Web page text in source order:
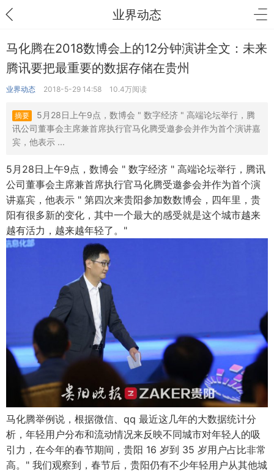
业界动态
马化腾在2018数博会上的12分钟演讲全文：未来
腾讯要把最重要的数据存储在贵州
业界动态 2018-5-29 14:58 10.4万阅读
摘要
5月28日上午9点，数博会 " 数字经济 " 高端论坛举行，腾
讯公司董事会主席兼首席执行官马化腾受邀参会并作为首个演讲嘉
宾，他表示 ...
5月28日上午9点，数博会 " 数字经济 " 高端论坛举行，腾讯
公司董事会主席兼首席执行官马化腾受邀参会并作为首个演
讲嘉宾，他表示 " 第四次来贵阳参加数数博会，四年里，贵
阳有很多新的变化，其中一个最大的感受就是这个城市越来
越有活力，越来越年轻了。"
马化腾举例说，根据微信、qq 最近这几年的大数据统计分
析，年轻用户分布和流动情况来反映不同城市对年轻人的吸
引力，在今年的春节期间，贵阳 16 岁到 35 岁用户占比非常
高。" 我们观察到，春节后，贵阳仍有不少年轻用户从其他城